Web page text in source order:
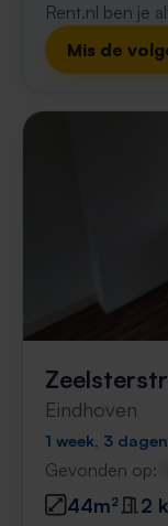
Rent.nl ben je
Mis de
Eindhoven
1 week, 3
Gevonden op:
44m² 2